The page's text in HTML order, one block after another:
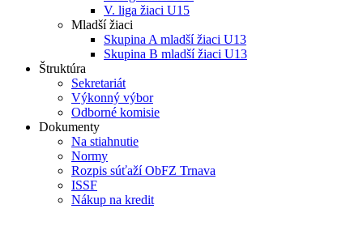
V. liga žiaci U15
Mladší žiaci
Skupina A mladší žiaci U13
Skupina B mladší žiaci U13
Štruktúra
Sekretariát
Výkonný výbor
Odborné komisie
Dokumenty
Na stiahnutie
Normy
Rozpis súťaží ObFZ Trnava
ISSF
Nákup na kredit